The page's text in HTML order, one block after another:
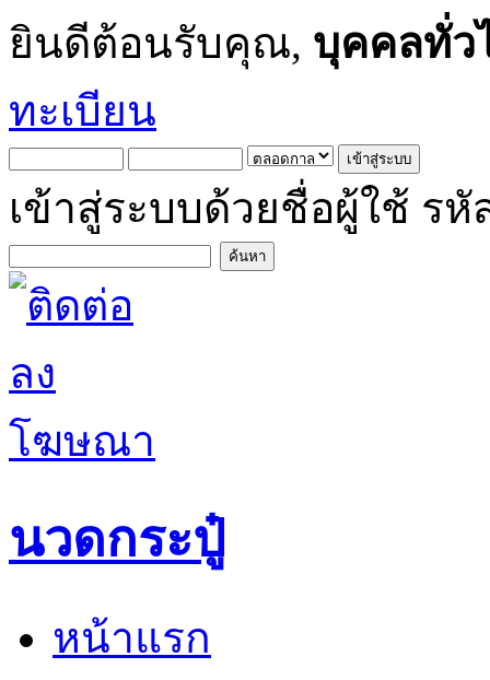
ยินดีต้อนรับคุณ, บุคคลทั่ว
ทะเบียน
เข้าสู่ระบบด้วยชื่อผู้ใช้ รหั
นวดกระปู๋
หน้าแรก